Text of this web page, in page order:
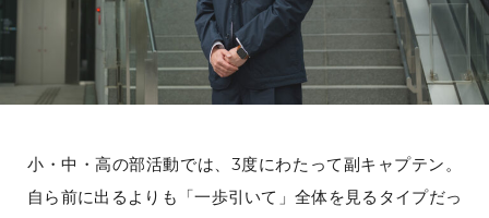
小・中・高の部活動では、3度にわたって副キャプテン。
自ら前に出るよりも「一歩引いて」全体を見るタイプだっ